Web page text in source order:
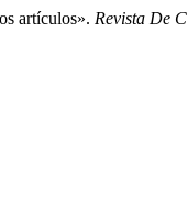
artículos». Revista De